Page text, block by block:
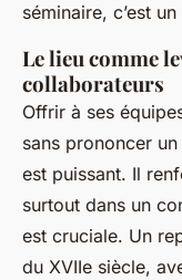
séminaire, c’est
Le lieu comme
collaborateurs
Offrir à ses
sans prononcer
est puissant. Il
surtout dans un
est cruciale. Un
du XVIIe siècle,